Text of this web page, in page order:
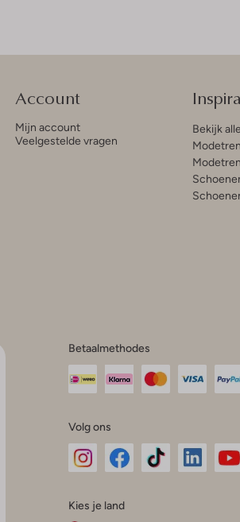
Account
Mijn account
Veelgestelde vragen
Bekijk
Betaalmethodes
Volg ons
InstagramFacebook
Kies je land